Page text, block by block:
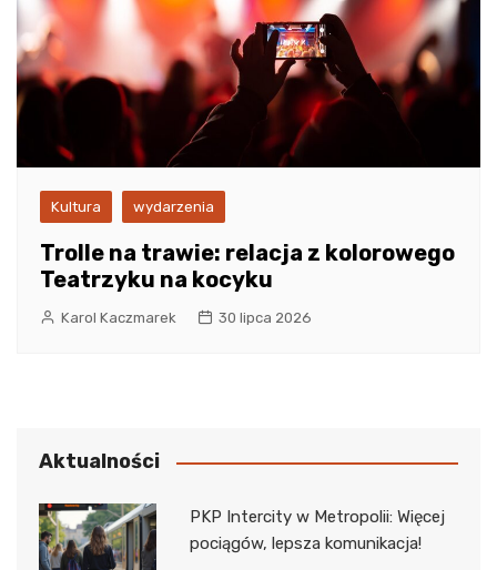
Kultura wydarzenia
Trolle na trawie: relacja z kolorowego
Teatrzyku na kocyku
Karol Kaczmarek 30 lipca 2026
Aktualności
PKP Intercity w Metropolii: Więcej
pociągów, lepsza komunikacja!